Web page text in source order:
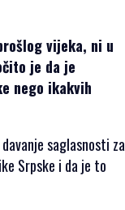
vijeka, ni u
je da je
nego ikakvih
saglasnosti za
Srpske i da je to